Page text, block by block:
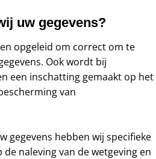
uw gegevens?
opgeleid om correct om te
Ook wordt bij
een inschatting gemaakt op het
van
gegevens hebben wij specifieke
naleving van de wetgeving en